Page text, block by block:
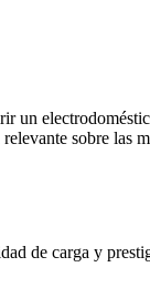
un
sobre las
de carga y